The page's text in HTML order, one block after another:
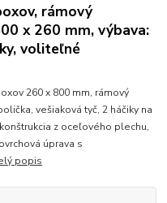
rámový
x 260 mm, výbava:
voliteľné
260 x 800 mm, rámový
vešiaková tyč, 2 háčiky na
z oceľového plechu,
úprava s
popis